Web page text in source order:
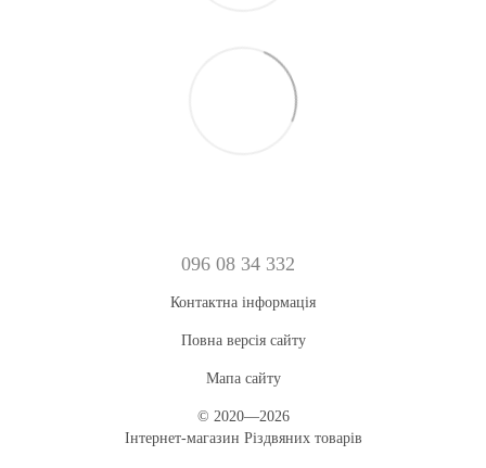
096 08 34 332
Контактна інформація
Повна версія сайту
Мапа сайту
© 2020—2026
Інтернет-магазин Різдвяних товарів